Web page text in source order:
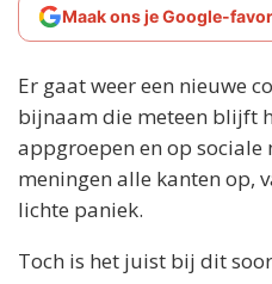
Maak ons je Google-
Er gaat weer een nieuwe
bijnaam die meteen blijft
appgroepen en op sociale
meningen alle kanten op,
lichte paniek.
Toch is het juist bij dit